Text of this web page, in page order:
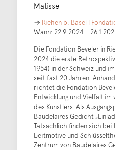
Matisse
→ Riehen b. Basel |
Wann: 22.9.2024 –
Die Fondation Beyeler in
2024 die erste
1954) in der Schweiz und
seit fast 20 Jahren.
richtet die Fondation
Entwicklung und Vielfalt im
des Künstlers. Als
Baudelaires Gedicht
Tatsächlich finden sich bei
Leitmotive und
Zentrum von Baudelaires